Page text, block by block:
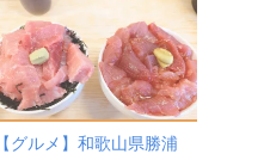
【グルメ】和歌山県勝浦